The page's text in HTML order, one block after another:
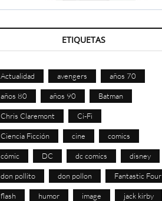
ETIQUETAS
Actualidad avengers años 70
años 80 años 90 Batman
Chris Claremont Ci-Fi
Ciencia Ficción cine comics
cómic DC dc comics disney
don pollito don pollon Fantastic Four
flash humor image jack kirby